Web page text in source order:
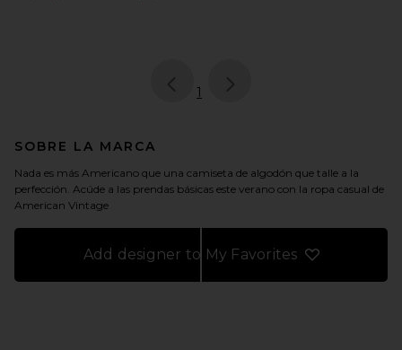
page
1
SOBRE LA MARCA
Nada es más Americano que una camiseta de algodón que talle a la
perfección. Acúde a las prendas básicas este verano con la ropa casual de
American Vintage
Add designer to My Favorites